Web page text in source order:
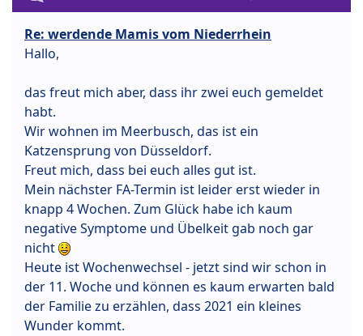
Re: werdende Mamis vom Niederrhein
Hallo,
das freut mich aber, dass ihr zwei euch gemeldet
habt.
Wir wohnen im Meerbusch, das ist ein
Katzensprung von Düsseldorf.
Freut mich, dass bei euch alles gut ist.
Mein nächster FA-Termin ist leider erst wieder in
knapp 4 Wochen. Zum Glück habe ich kaum
negative Symptome und Übelkeit gab noch gar
nicht
Heute ist Wochenwechsel - jetzt sind wir schon in
der 11. Woche und können es kaum erwarten bald
der Familie zu erzählen, dass 2021 ein kleines
Wunder kommt.